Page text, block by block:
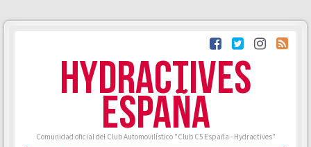
HYDRACTIVES
ESPAÑA
Comunidad oficial del Club Automovilístico "Club C5 España - Hydractives"